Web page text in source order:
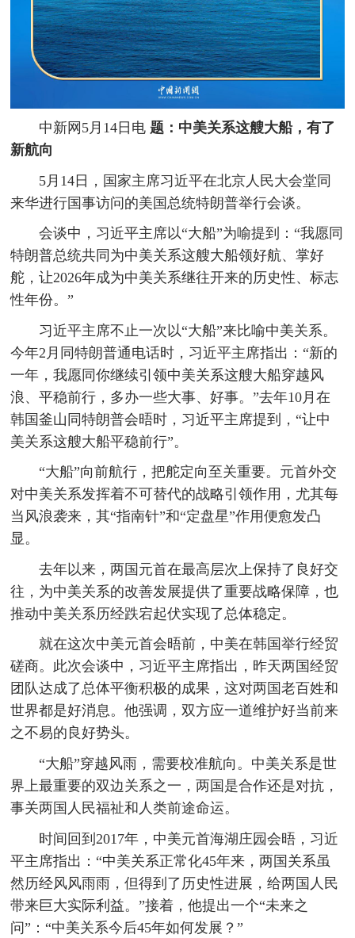
中新网5月14日电 题：中美关系这艘大船，有了
新航向
5月14日，国家主席习近平在北京人民大会堂同
来华进行国事访问的美国总统特朗普举行会谈。
会谈中，习近平主席以“大船”为喻提到：“我愿同
特朗普总统共同为中美关系这艘大船领好航、掌好
舵，让2026年成为中美关系继往开来的历史性、标志
性年份。”
习近平主席不止一次以“大船”来比喻中美关系。
今年2月同特朗普通电话时，习近平主席指出：“新的
一年，我愿同你继续引领中美关系这艘大船穿越风
浪、平稳前行，多办一些大事、好事。”去年10月在
韩国釜山同特朗普会晤时，习近平主席提到，“让中
美关系这艘大船平稳前行”。
“大船”向前航行，把舵定向至关重要。元首外交
对中美关系发挥着不可替代的战略引领作用，尤其每
当风浪袭来，其“指南针”和“定盘星”作用便愈发凸
显。
去年以来，两国元首在最高层次上保持了良好交
往，为中美关系的改善发展提供了重要战略保障，也
推动中美关系历经跌宕起伏实现了总体稳定。
就在这次中美元首会晤前，中美在韩国举行经贸
磋商。此次会谈中，习近平主席指出，昨天两国经贸
团队达成了总体平衡积极的成果，这对两国老百姓和
世界都是好消息。他强调，双方应一道维护好当前来
之不易的良好势头。
“大船”穿越风雨，需要校准航向。中美关系是世
界上最重要的双边关系之一，两国是合作还是对抗，
事关两国人民福祉和人类前途命运。
时间回到2017年，中美元首海湖庄园会晤，习近
平主席指出：“中美关系正常化45年来，两国关系虽
然历经风风雨雨，但得到了历史性进展，给两国人民
带来巨大实际利益。”接着，他提出一个“未来之
问”：“中美关系今后45年如何发展？”